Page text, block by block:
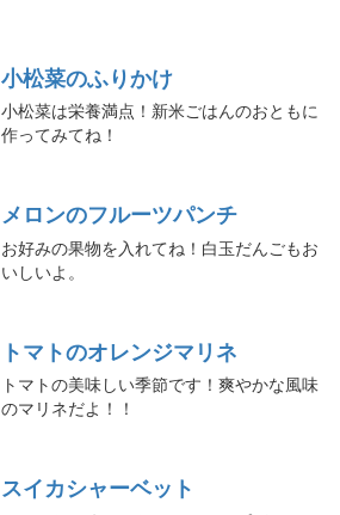
小松菜のふりかけ
小松菜は栄養満点！新米ごはんのおともに
作ってみてね！
メロンのフルーツパンチ
お好みの果物を入れてね！白玉だんごもお
いしいよ。
トマトのオレンジマリネ
トマトの美味しい季節です！爽やかな風味
のマリネだよ！！
スイカシャーベット